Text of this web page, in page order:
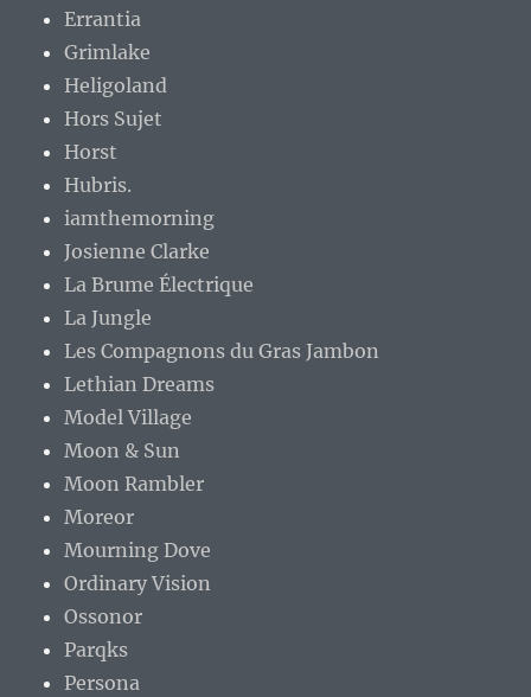
Errantia
Grimlake
Heligoland
Hors Sujet
Horst
Hubris.
iamthemorning
Josienne Clarke
La Brume Électrique
La Jungle
Les Compagnons du Gras Jambon
Lethian Dreams
Model Village
Moon & Sun
Moon Rambler
Moreor
Mourning Dove
Ordinary Vision
Ossonor
Parqks
Persona